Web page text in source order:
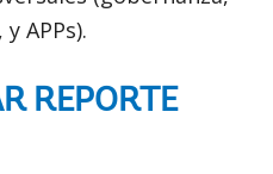
APPs).
REPORTE